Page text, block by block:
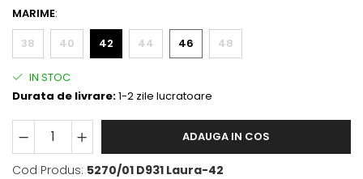
MARIME:
38
40 42 44 46 48
IN STOC
Durata de livrare:1-2 zile lucratoare
ADAUGA IN COS
Cod Produs: 5270/01 D931 Laura-42